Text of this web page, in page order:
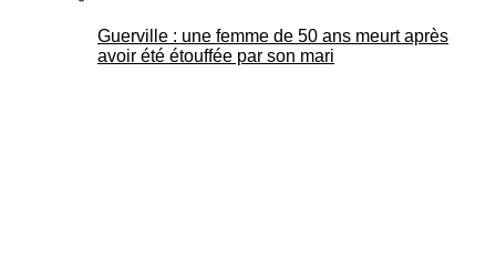
Guerville : une femme de 50 ans meurt après
avoir été étouffée par son mari